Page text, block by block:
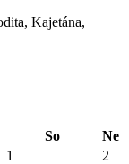
Kajetána,
So
Ne
1 2